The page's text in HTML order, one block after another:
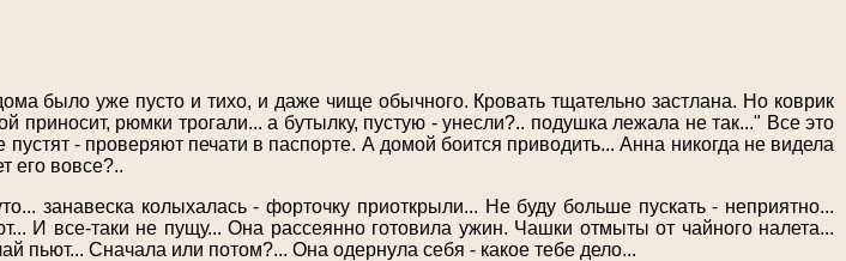
было уже пусто и тихо, и даже чище обычного. Кровать тщательно застлана. Но коврик
приносит, рюмки трогали... а бутылку, пустую - унесли?.. подушка лежала не так..." Все это
- проверяют печати в паспорте. А домой боится приводить... Анна никогда не видела
его вовсе?..
занавеска колыхалась - форточку приоткрыли... Не буду больше пускать - неприятно...
И все-таки не пущу... Она рассеянно готовила ужин. Чашки отмыты от чайного налета...
пьют... Сначала или потом?... Она одернула себя - какое тебе дело...